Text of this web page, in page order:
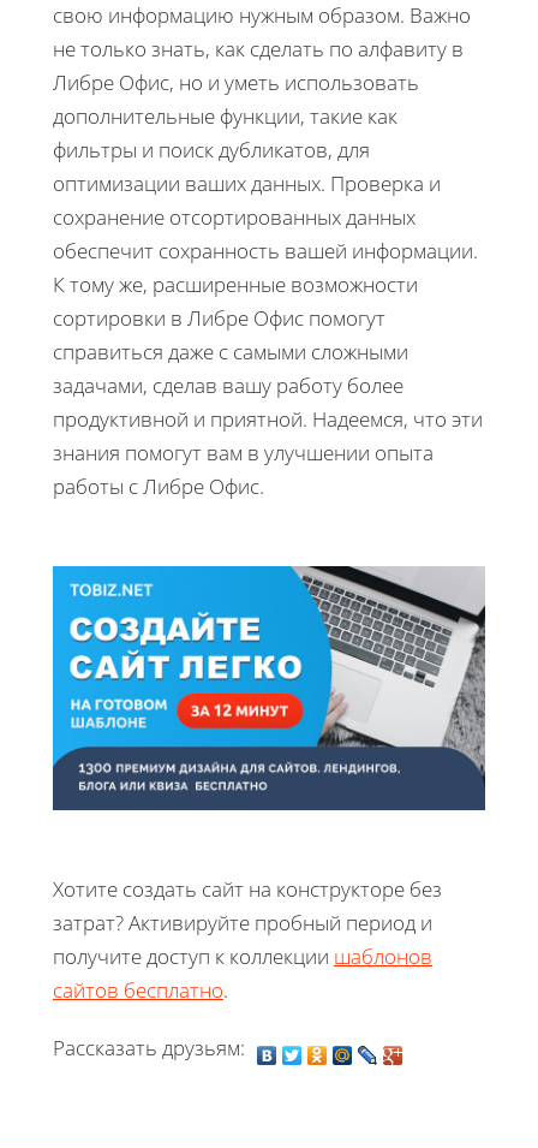
свою информацию нужным образом. Важно
не только знать, как сделать по алфавиту в
Либре Офис, но и уметь использовать
дополнительные функции, такие как
фильтры и поиск дубликатов, для
оптимизации ваших данных. Проверка и
сохранение отсортированных данных
обеспечит сохранность вашей информации.
К тому же, расширенные возможности
сортировки в Либре Офис помогут
справиться даже с самыми сложными
задачами, сделав вашу работу более
продуктивной и приятной. Надеемся, что эти
знания помогут вам в улучшении опыта
работы с Либре Офис.
Хотите создать сайт на конструкторе без
затрат? Активируйте пробный период и
получите доступ к коллекции шаблонов
сайтов бесплатно.
Рассказать друзьям: